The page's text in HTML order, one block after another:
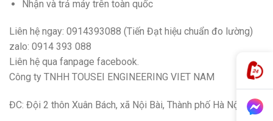
Nhận và trả máy trên toàn quốc
Liên hệ ngay: 0914393088 (Tiến Đạt hiệu chuẩn đo lường)
zalo: 0914 393 088
Liên hệ qua fanpage facebook.
Công ty TNHH TOUSEI ENGINEERING VIET NAM
ĐC: Đội 2 thôn Xuân Bách, xã Nội Bài, Thành phố Hà Nội